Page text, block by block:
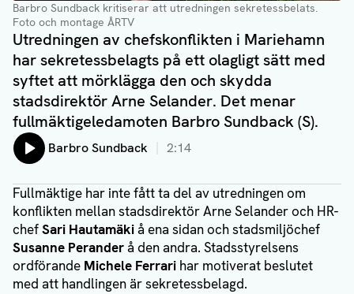
Barbro Sundback kritiserar att utredningen sekretessbelats.
Foto och montage ÅRTV
Utredningen av chefskonflikten i Mariehamn
har sekretessbelagts på ett olagligt sätt med
syftet att mörklägga den och skydda
stadsdirektör Arne Selander. Det menar
fullmäktigeledamoten Barbro Sundback (S).
Lyssna på:
Barbro Sundback 2:14
Fullmäktige har inte fått ta del av utredningen om
konflikten mellan stadsdirektör Arne Selander och HR-
chefSari Hautamäkiå ena sidan och stadsmiljöchef
Susanne Peranderå den andra. Stadsstyrelsens
ordförande Michele Ferrari har motiverat beslutet
med att handlingen är sekretessbelagd.